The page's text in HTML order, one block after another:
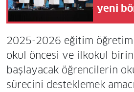
yeni
2025-2026 eğitim öğretim
okul öncesi ve ilkokul
başlayacak öğrencilerin
sürecini desteklemek